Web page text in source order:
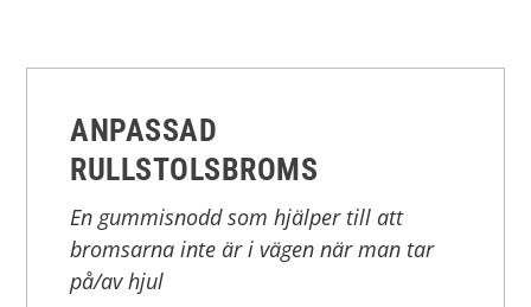
ANPASSAD
RULLSTOLSBROMS
En gummisnodd som hjälper till att
bromsarna inte är i vägen när man tar
på/av hjul